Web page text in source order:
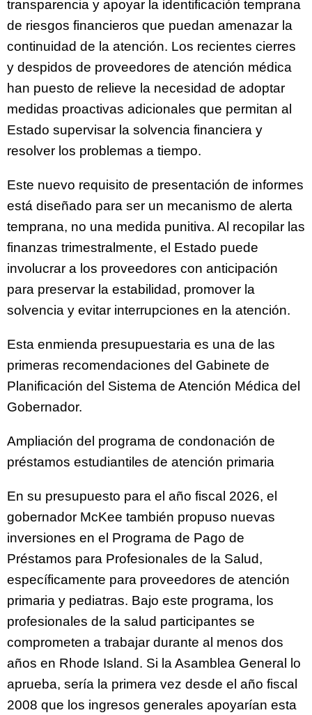
transparencia y apoyar la identificación temprana
de riesgos financieros que puedan amenazar la
continuidad de la atención. Los recientes cierres
y despidos de proveedores de atención médica
han puesto de relieve la necesidad de adoptar
medidas proactivas adicionales que permitan al
Estado supervisar la solvencia financiera y
resolver los problemas a tiempo.
Este nuevo requisito de presentación de informes
está diseñado para ser un mecanismo de alerta
temprana, no una medida punitiva. Al recopilar las
finanzas trimestralmente, el Estado puede
involucrar a los proveedores con anticipación
para preservar la estabilidad, promover la
solvencia y evitar interrupciones en la atención.
Esta enmienda presupuestaria es una de las
primeras recomendaciones del Gabinete de
Planificación del Sistema de Atención Médica del
Gobernador.
Ampliación del programa de condonación de
préstamos estudiantiles de atención primaria
En su presupuesto para el año fiscal 2026, el
gobernador McKee también propuso nuevas
inversiones en el Programa de Pago de
Préstamos para Profesionales de la Salud,
específicamente para proveedores de atención
primaria y pediatras. Bajo este programa, los
profesionales de la salud participantes se
comprometen a trabajar durante al menos dos
años en Rhode Island. Si la Asamblea General lo
aprueba, sería la primera vez desde el año fiscal
2008 que los ingresos generales apoyarían esta